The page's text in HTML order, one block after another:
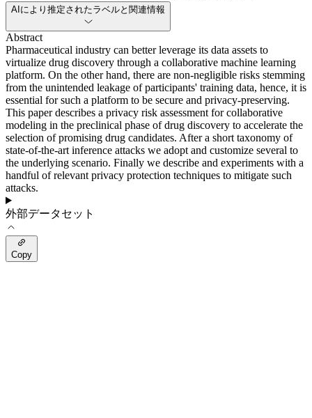
AIにより推定されたラベルと関連情報
Abstract
Pharmaceutical industry can better leverage its data assets to
virtualize drug discovery through a collaborative machine learning
platform. On the other hand, there are non-negligible risks stemming
from the unintended leakage of participants' training data, hence, it is
essential for such a platform to be secure and privacy-preserving.
This paper describes a privacy risk assessment for collaborative
modeling in the preclinical phase of drug discovery to accelerate the
selection of promising drug candidates. After a short taxonomy of
state-of-the-art inference attacks we adopt and customize several to
the underlying scenario. Finally we describe and experiments with a
handful of relevant privacy protection techniques to mitigate such
attacks.
外部データセット
Copy